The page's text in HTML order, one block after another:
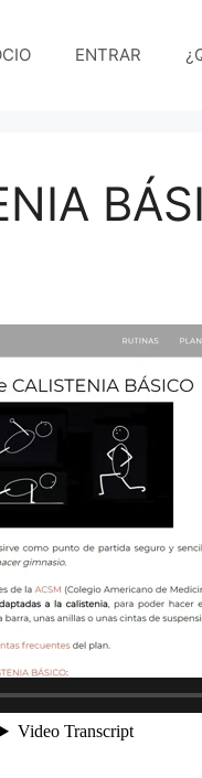
ENTRAR